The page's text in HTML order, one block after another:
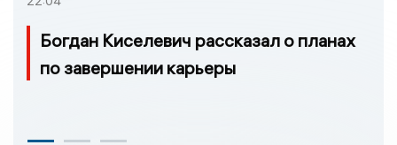
Богдан Киселевич рассказал о планах
по завершении карьеры